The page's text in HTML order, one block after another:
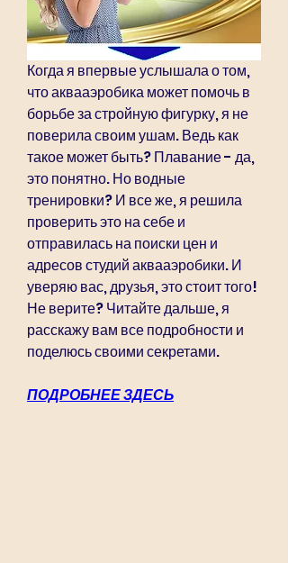
Когда я впервые услышала о том,
что аквааэробика может помочь в
борьбе за стройную фигурку, я не
поверила своим ушам. Ведь как
такое может быть? Плавание - да,
это понятно. Но водные
тренировки? И все же, я решила
проверить это на себе и
отправилась на поиски цен и
адресов студий аквааэробики. И
уверяю вас, друзья, это стоит того!
Не верите? Читайте дальше, я
расскажу вам все подробности и
поделюсь своими секретами.
ПОДРОБНЕЕ ЗДЕСЬ